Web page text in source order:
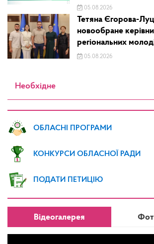
05.08.2026
Тетяна Єгорова-
новообране
регіональних
05.08.2026
Необхідне
ОБЛАСНІ ПРОГРАМИ
КОНКУРСИ ОБЛАСНОЇ РАДИ
ПОДАТИ ПЕТИЦІЮ
Відеогалерея